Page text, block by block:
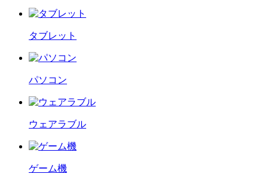
タブレット
パソコン
ウェアラブル
ゲーム機